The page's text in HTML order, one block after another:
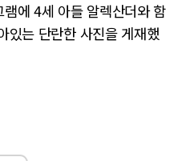
에 4세 아들 알렉산더와 함
있는 단란한 사진을 게재했